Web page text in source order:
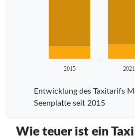
2015 2021
Entwicklung des Taxitarifs
Seenplatte seit 2015
Wie teuer ist ein